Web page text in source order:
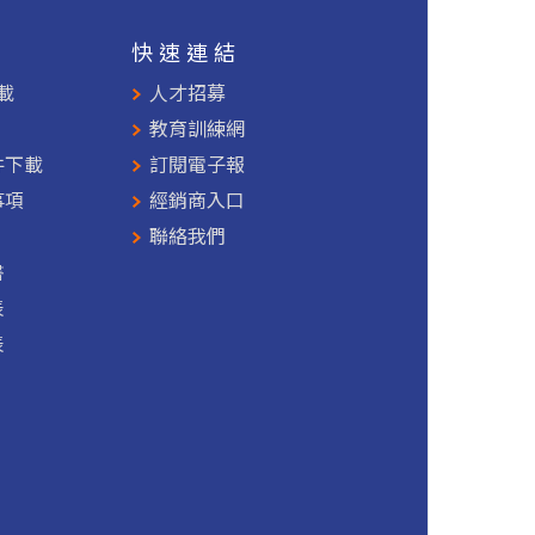
載
快速連結
人才招募
教育訓練網
訂閱電子報
經銷商入口
聯絡我們